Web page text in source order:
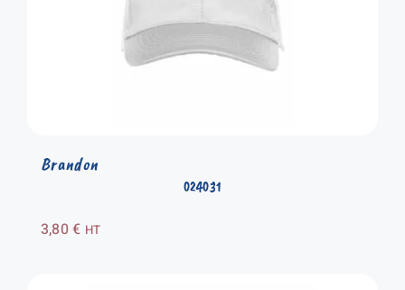
024031
Brandon
3,80€ HT